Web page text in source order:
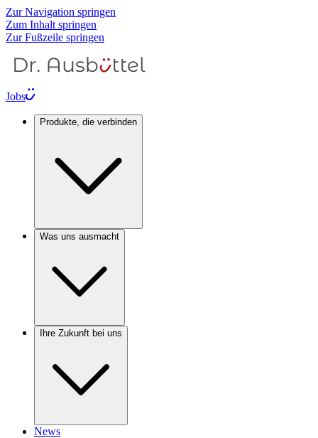
Zur Navigation springen
Zum Inhalt springen
Zur Fußzeile springen
Jobs
Produkte, die verbinden
Was uns ausmacht
Ihre Zukunft bei uns
News